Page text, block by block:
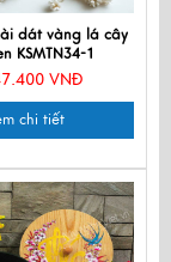
dát vàng lá cây
KSMTN34-1
VNĐ
chi tiết